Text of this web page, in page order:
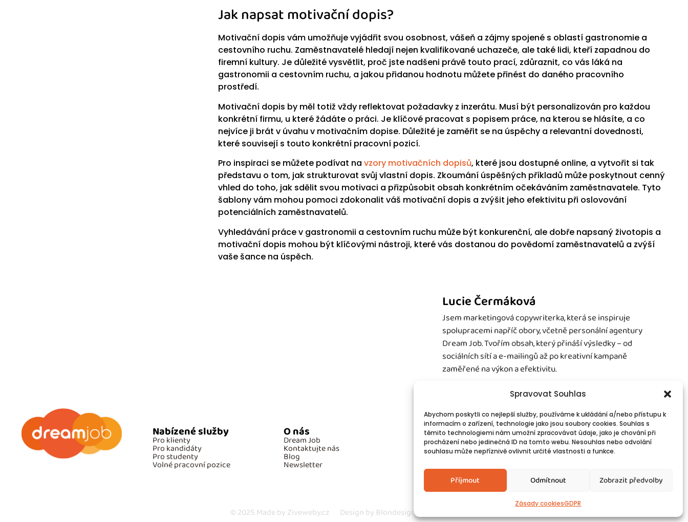
Spravovat Souhlas
Abychom poskytli co nejlepší služby, používáme k ukládání a/nebo přístupu k
informacím o zařízení, technologie jako jsou soubory cookies. Souhlas s
těmito technologiemi nám umožní zpracovávat údaje, jako je chování při
procházení nebo jedinečná ID na tomto webu. Nesouhlas nebo odvolání
souhlasu může nepříznivě ovlivnit určité vlastnosti a funkce.
Příjmout Odmítnout Zobrazit předvolby
Zásady cookiesGDPR
Jak napsat motivační dopis?
Motivační dopis vám umožňuje vyjádřit svou osobnost, vášeň a zájmy spojené s oblastí gastronomie a
cestovního ruchu. Zaměstnavatelé hledají nejen kvalifikované uchazeče, ale také lidi, kteří zapadnou do
firemní kultury. Je důležité vysvětlit, proč jste nadšeni právě touto prací, zdůraznit, co vás láká na
gastronomii a cestovním ruchu, a jakou přidanou hodnotu můžete přinést do daného pracovního
prostředí.
Motivační dopis by měl totiž vždy reflektovat požadavky z inzerátu. Musí být personalizován pro každou
konkrétní firmu, u které žádáte o práci. Je klíčové pracovat s popisem práce, na kterou se hlásíte, a co
nejvíce ji brát v úvahu v motivačním dopise. Důležité je zaměřit se na úspěchy a relevantní dovednosti,
které souvisejí s touto konkrétní pracovní pozicí.
Pro inspiraci se můžete podívat na vzory motivačních dopisů, které jsou dostupné online, a vytvořit si tak
představu o tom, jak strukturovat svůj vlastní dopis. Zkoumání úspěšných příkladů může poskytnout cenný
vhled do toho, jak sdělit svou motivaci a přizpůsobit obsah konkrétním očekáváním zaměstnavatele. Tyto
šablony vám mohou pomoci zdokonalit váš motivační dopis a zvýšit jeho efektivitu při oslovování
potenciálních zaměstnavatelů.
Vyhledávání práce v gastronomii a cestovním ruchu může být konkurenční, ale dobře napsaný životopis a
motivační dopis mohou být klíčovými nástroji, které vás dostanou do povědomí zaměstnavatelů a zvýší
vaše šance na úspěch.
Lucie Čermáková
Jsem marketingová copywriterka, která se inspiruje
spolupracemi napříč obory, včetně personální agentury
Dream Job. Tvořím obsah, který přináší výsledky – od
sociálních sítí a e-mailingů až po kreativní kampaně
zaměřené na výkon a efektivitu.
Nabízené služby
Pro klienty
Pro kandidáty
Pro studenty
Volné pracovní pozice
O nás
Dream Job
Kontaktujte nás
Blog
Newsletter
Povinné informace
GDPR
Cookies
Spojte se s námi!
Kontakty
© 2025 Made by Ziveweby.cz Design by Blondesign.cz